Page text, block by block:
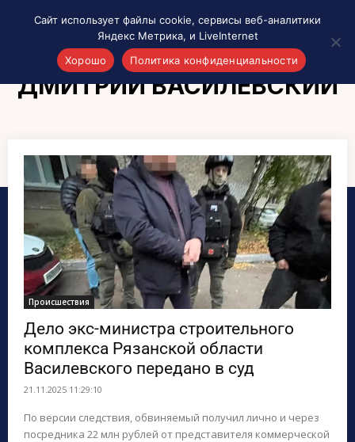
Здоровье
Интересное
Новости кино и ТВ
Новости России
Политика
Новости мира
Все материалы 7инфо
О НАС
ДМИТРИЙ ВАСИЛЕВСКИЙ
Происшествия
Дело экс-министра строительного
комплекса Рязанской области
Василевского передано в суд
21.11.2025 11:29:10
По версии следствия, обвиняемый получил лично и через
посредника 22 млн рублей от представителя коммерческой
Сайт использует файлы cookie, сервисы веб-аналитики
Яндекс Метрика, и LiveInternet
Хорошо
Политика конфиденциальности